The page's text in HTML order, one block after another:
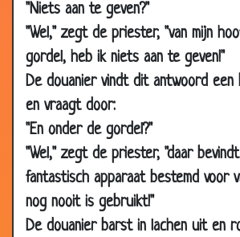
"Niets aan te geven?"
"Wel," zegt de priester, "van mijn
gordel, heb ik niets aan te geven!"
De douanier vindt dit antwoord een
en vraagt door:
"En onder de gordel?"
"Wel," zegt de priester, "daar
fantastisch apparaat bestemd voor
nog nooit is gebruikt!"
De douanier barst in lachen uit en
22 Sep
2009
Toverspiegel
21 Sep
2009
Wij mariniers voelen geen pijn
2009
Opschepperij
18 Sep
2009
Wat doe je dan?
16 Sep
2009
Ze stoppen ermee!